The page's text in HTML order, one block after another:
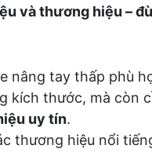
và thương hiệu –
nâng tay thấp phù
kích thước, mà còn
uy tín.
thương hiệu nổi